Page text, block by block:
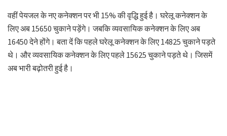
वहीं पेयजल के नए कनेक्शन पर भी 15% की वृद्धि हुई है। घरेलू कनेक्शन के
लिए अब 15650 चुकाने पड़ेंगे। जबकि व्यवसायिक कनेक्शन के लिए अब
16450 देने होंगे। बता दें कि पहले घरेलू कनेक्शन के लिए 14825 चुकाने पड़ते
थे। और व्यवसायिक कनेक्शन के लिए पहले 15625 चुकाने पड़ते थे। जिसमें
अब भारी बढ़ोतरी हुई है।